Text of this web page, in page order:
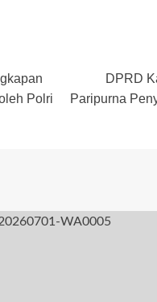
Polri
DPRD
Paripurna